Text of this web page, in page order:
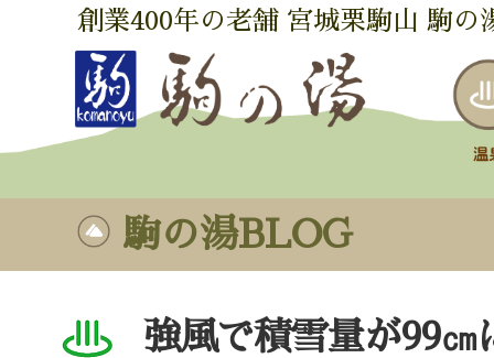
創業400年の老舗 宮城栗駒山 駒の
駒の湯BLOG
強風で積雪量が99